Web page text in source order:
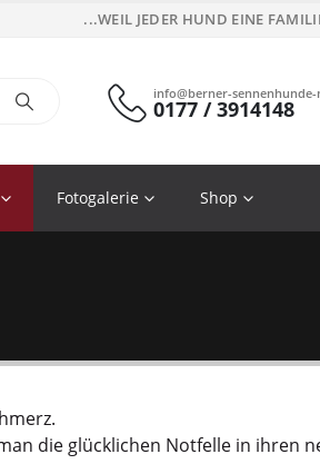
...WEIL JEDER HUND EINE
info@berner-
0177 / 3914148
Fotogalerie Shop
die glücklichen Notfelle in ihren